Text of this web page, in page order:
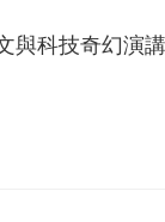
科技奇幻演講